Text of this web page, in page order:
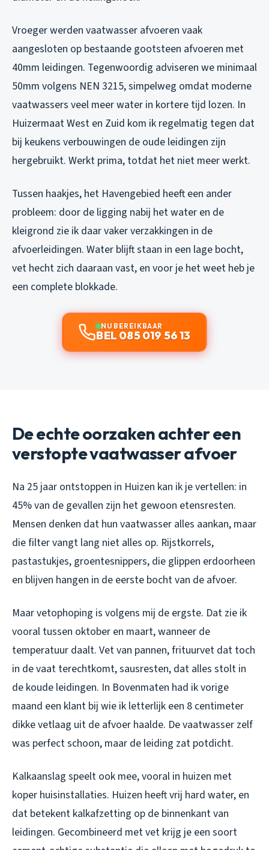
Vroeger werden vaatwasser afvoeren vaak
aangesloten op bestaande gootsteen afvoeren met
40mm leidingen. Tegenwoordig adviseren we minimaal
50mm volgens NEN 3215, simpelweg omdat moderne
vaatwassers veel meer water in kortere tijd lozen. In
Huizermaat West en Zuid kom ik regelmatig tegen dat
bij keukens verbouwingen de oude leidingen zijn
hergebruikt. Werkt prima, totdat het niet meer werkt.
Tussen haakjes, het Havengebied heeft een ander
probleem: door de ligging nabij het water en de
kleigrond zie ik daar vaker verzakkingen in de
afvoerleidingen. Water blijft staan in een lage bocht,
vet hecht zich daaraan vast, en voor je het weet heb je
een complete blokkade.
NU BEREIKBAAR
BEL 085 019 56 13
De echte oorzaken achter een
verstopte vaatwasser afvoer
Na 25 jaar ontstoppen in Huizen kan ik je vertellen: in
45% van de gevallen zijn het gewoon etensresten.
Mensen denken dat hun vaatwasser alles aankan, maar
die filter vangt lang niet alles op. Rijstkorrels,
pastastukjes, groentesnippers, die glippen erdoorheen
en blijven hangen in de eerste bocht van de afvoer.
Maar vetophoping is volgens mij de ergste. Dat zie ik
vooral tussen oktober en maart, wanneer de
temperatuur daalt. Vet van pannen, frituurvet dat toch
in de vaat terechtkomt, sausresten, dat alles stolt in
de koude leidingen. In Bovenmaten had ik vorige
maand een klant bij wie ik letterlijk een 8 centimeter
dikke vetlaag uit de afvoer haalde. De vaatwasser zelf
was perfect schoon, maar de leiding zat potdicht.
Kalkaanslag speelt ook mee, vooral in huizen met
koper huisinstallaties. Huizen heeft vrij hard water, en
dat betekent kalkafzetting op de binnenkant van
leidingen. Gecombineerd met vet krijg je een soort